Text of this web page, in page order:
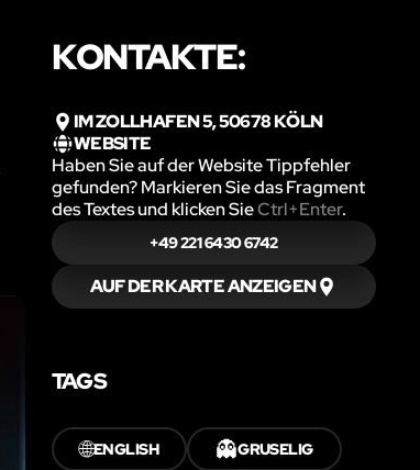
KONTAKTE:
IM ZOLLHAFEN 5, 50678 KÖLN
WEBSITE
Haben Sie auf der Website Tippfehler
gefunden? Markieren Sie das Fragment
des Textes und klicken SieCtrl+Enter.
+49 221 6430 6742
AUF DER KARTE ANZEIGEN
TAGS
🌐ENGLISH 👻GRUSELIG